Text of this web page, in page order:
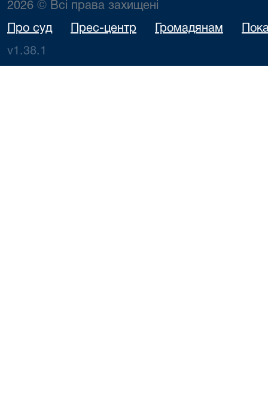
2026 © Всі права захищені
Про суд Прес-центр Громадянам
v1.38.1